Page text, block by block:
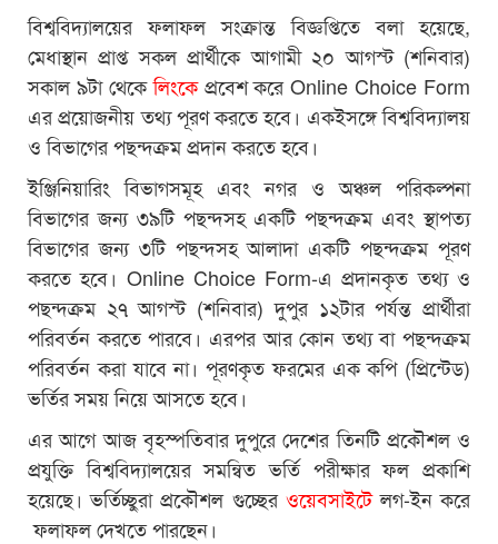
বিশ্ববিদ্যালয়ের ফলাফল সংক্রান্ত বিজ্ঞপ্তিতে বলা হয়েছে,
মেধাস্থান প্রাপ্ত সকল প্রার্থীকে আগামী ২০ আগস্ট (শনিবার)
সকাল ৯টা থেকেলিংকেপ্রবেশ করে Online Choice Form
এর প্রয়োজনীয় তথ্য পূরণ করতে হবে। একইসঙ্গে বিশ্ববিদ্যালয়
ও বিভাগের পছন্দক্রম প্রদান করতে হবে।
ইঞ্জিনিয়ারিং বিভাগসমূহ এবং নগর ও অঞ্চল পরিকল্পনা
বিভাগের জন্য ৩৯টি পছন্দসহ একটি পছন্দক্রম এবং স্থাপত্য
বিভাগের জন্য ৩টি পছন্দসহ আলাদা একটি পছন্দক্রম পূরণ
করতে হবে। Online Choice Form-এ প্রদানকৃত তথ্য ও
পছন্দক্রম ২৭ আগস্ট (শনিবার) দুপুর ১২টার পর্যন্ত প্রার্থীরা
পরিবর্তন করতে পারবে। এরপর আর কোন তথ্য বা পছন্দক্রম
পরিবর্তন করা যাবে না। পূরণকৃত ফরমের এক কপি (প্রিন্টেড)
ভর্তির সময় নিয়ে আসতে হবে।
এর আগে আজ বৃহস্পতিবার দুপুরে দেশের তিনটি প্রকৌশল ও
প্রযুক্তি বিশ্ববিদ্যালয়ের সমন্বিত ভর্তি পরীক্ষার ফল প্রকাশি
হয়েছে। ভর্তিচ্ছুরা প্রকৌশল গুচ্ছের ওয়েবসাইটেলগ-ইন করে
ফলাফল দেখতে পারছেন।